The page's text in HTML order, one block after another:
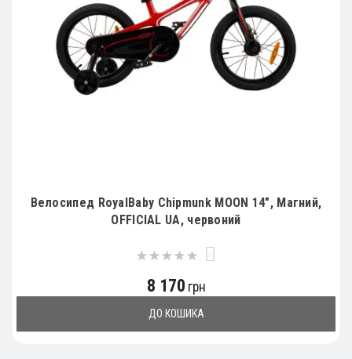
Велосипед RoyalBaby Chipmunk MOON 14", Магний,
OFFICIAL UA, червоний
8 170 грн
ДО КОШИКА